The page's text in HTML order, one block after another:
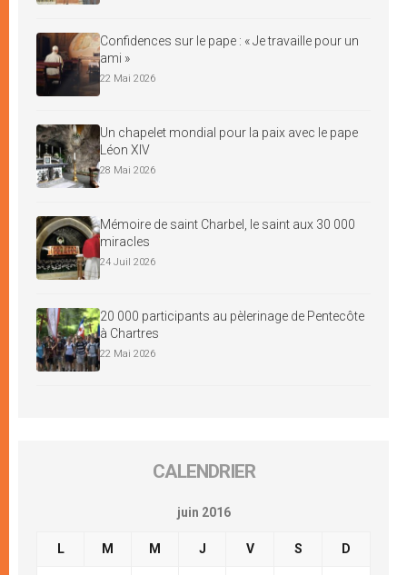
Confidences sur le pape : « Je travaille pour un
ami »
22 Mai 2026
Un chapelet mondial pour la paix avec le pape
Léon XIV
28 Mai 2026
Mémoire de saint Charbel, le saint aux 30 000
miracles
24 Juil 2026
20 000 participants au pèlerinage de Pentecôte
à Chartres
22 Mai 2026
CALENDRIER
juin 2016
L M M J V S D